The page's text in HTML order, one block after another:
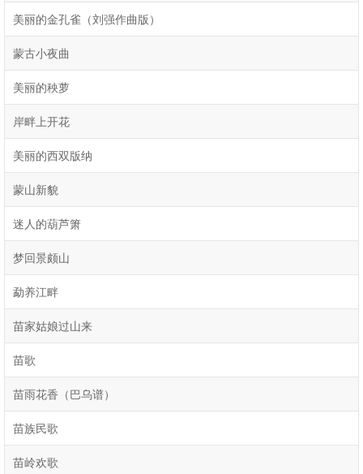
美丽的金孔雀（刘强作曲版）
蒙古小夜曲
美丽的秧萝
岸畔上开花
美丽的西双版纳
蒙山新貌
迷人的葫芦箫
梦回景颇山
勐养江畔
苗家姑娘过山来
苗歌
苗雨花香（巴乌谱）
苗族民歌
苗岭欢歌